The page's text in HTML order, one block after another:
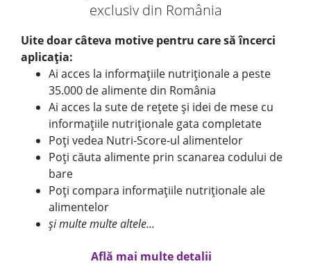
exclusiv din România
Uite doar câteva motive pentru care să încerci
aplicația:
Ai acces la informațiile nutriționale a peste
35.000 de alimente din România
Ai acces la sute de rețete și idei de mese cu
informațiile nutriționale gata completate
Poți vedea Nutri-Score-ul alimentelor
Poți căuta alimente prin scanarea codului de
bare
Poți compara informațiile nutriționale ale
alimentelor
și multe multe altele...
Află mai multe detalii